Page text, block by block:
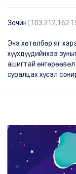
Зочин
Энэ хөтөлбөр яг
хүүхдүүдийнхээ
ашигтай
суралцах хүсэл